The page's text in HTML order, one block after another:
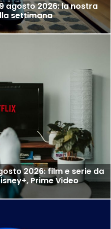
agosto 2026: la nostra
settimana
2026: film e serie da
Prime Video